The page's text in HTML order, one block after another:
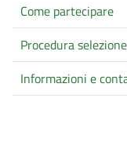
Come partecipare
Procedura selezione
Informazioni e